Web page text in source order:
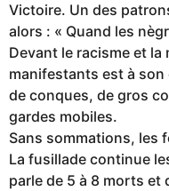
Victoire. Un des
alors : « Quand les
Devant le racisme et
manifestants est à
de conques, de gros
gardes mobiles.
Sans sommations, les
La fusillade continue
parle de 5 à 8 morts et